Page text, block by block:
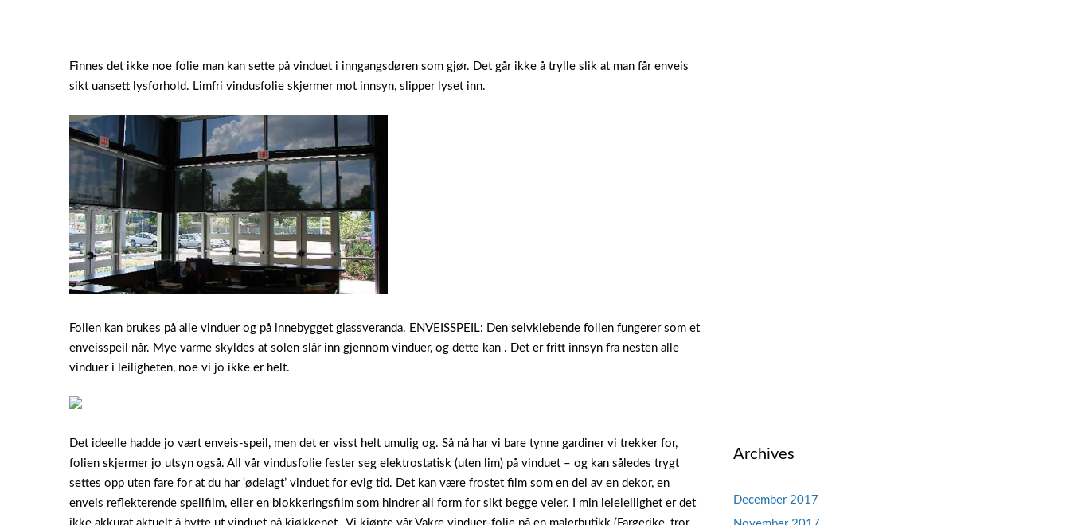
Finnes det ikke noe folie man kan sette på vinduet i inngangsdøren som gjør. Det går ikke å trylle slik at man får enveis
sikt uansett lysforhold. Limfri vindusfolie skjermer mot innsyn, slipper lyset inn.
Folien kan brukes på alle vinduer og på innebygget glassveranda. ENVEISSPEIL: Den selvklebende folien fungerer som et
enveisspeil når. Mye varme skyldes at solen slår inn gjennom vinduer, og dette kan . Det er fritt innsyn fra nesten alle
vinduer i leiligheten, noe vi jo ikke er helt.
Det ideelle hadde jo vært enveis-speil, men det er visst helt umulig og. Så nå har vi bare tynne gardiner vi trekker for,
folien skjermer jo utsyn også. All vår vindusfolie fester seg elektrostatisk (uten lim) på vinduet – og kan således trygt
settes opp uten fare for at du har ‘ødelagt’ vinduet for evig tid. Det kan være frostet film som en del av en dekor, en
enveis reflekterende speilfilm, eller en blokkeringsfilm som hindrer all form for sikt begge veier. I min leieleilighet er det
Archives
December 2017